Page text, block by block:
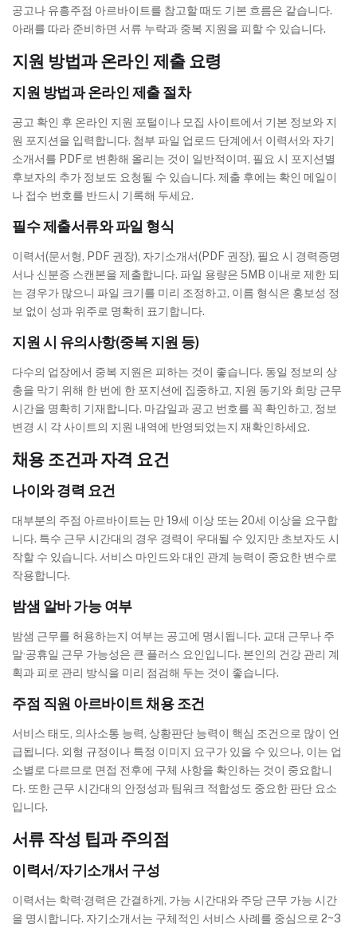
공고나 유흥주점 아르바이트를 참고할 때도 기본 흐름은 같습니다.
아래를 따라 준비하면 서류 누락과 중복 지원을 피할 수 있습니다.
지원 방법과 온라인 제출 요령
지원 방법과 온라인 제출 절차
공고 확인 후 온라인 지원 포털이나 모집 사이트에서 기본 정보와 지
원 포지션을 입력합니다. 첨부 파일 업로드 단계에서 이력서와 자기
소개서를 PDF로 변환해 올리는 것이 일반적이며, 필요 시 포지션별
후보자의 추가 정보도 요청될 수 있습니다. 제출 후에는 확인 메일이
나 접수 번호를 반드시 기록해 두세요.
필수 제출서류와 파일 형식
이력서(문서형, PDF 권장), 자기소개서(PDF 권장), 필요 시 경력증명
서나 신분증 스캔본을 제출합니다. 파일 용량은 5MB 이내로 제한 되
는 경우가 많으니 파일 크기를 미리 조정하고, 이름 형식은 홍보성 정
보 없이 성과 위주로 명확히 표기합니다.
지원 시 유의사항(중복 지원 등)
다수의 업장에서 중복 지원은 피하는 것이 좋습니다. 동일 정보의 상
충을 막기 위해 한 번에 한 포지션에 집중하고, 지원 동기와 희망 근무
시간을 명확히 기재합니다. 마감일과 공고 번호를 꼭 확인하고, 정보
변경 시 각 사이트의 지원 내역에 반영되었는지 재확인하세요.
채용 조건과 자격 요건
나이와 경력 요건
대부분의 주점 아르바이트는 만 19세 이상 또는 20세 이상을 요구합
니다. 특수 근무 시간대의 경우 경력이 우대될 수 있지만 초보자도 시
작할 수 있습니다. 서비스 마인드와 대인 관계 능력이 중요한 변수로
작용합니다.
밤샘 알바 가능 여부
밤샘 근무를 허용하는지 여부는 공고에 명시됩니다. 교대 근무나 주
말·공휴일 근무 가능성은 큰 플러스 요인입니다. 본인의 건강 관리 계
획과 피로 관리 방식을 미리 점검해 두는 것이 좋습니다.
주점 직원 아르바이트 채용 조건
서비스 태도, 의사소통 능력, 상황판단 능력이 핵심 조건으로 많이 언
급됩니다. 외형 규정이나 특정 이미지 요구가 있을 수 있으나, 이는 업
소별로 다르므로 면접 전후에 구체 사항을 확인하는 것이 중요합니
다. 또한 근무 시간대의 안정성과 팀워크 적합성도 중요한 판단 요소
입니다.
서류 작성 팁과 주의점
이력서/자기소개서 구성
이력서는 학력·경력은 간결하게, 가능 시간대와 주당 근무 가능 시간
을 명시합니다. 자기소개서는 구체적인 서비스 사례를 중심으로 2~3